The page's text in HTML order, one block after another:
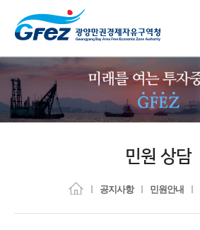
민원 상담
공지사항 민원안내